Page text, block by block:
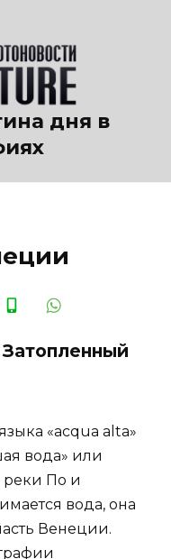
дня в
«acqua alta»
вода» или
реки По и
вода, она
Венеции.